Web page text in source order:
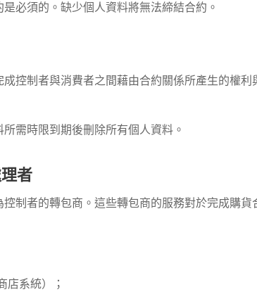
必須的。缺少個人資料將無法締結合約。
控制者與消費者之間藉由合約關係所產生的權
需時限到期後刪除所有個人資料。
者
制者的轉包商。這些轉包商的服務對於完成購
系統）；